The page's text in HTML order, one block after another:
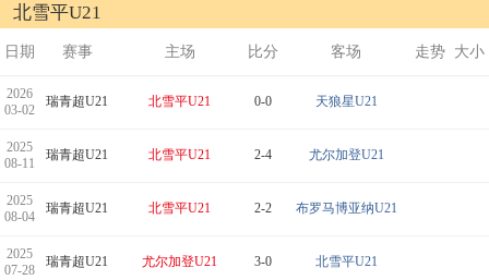
北雪平U21
日期 赛事 主场 比分 客场 走势 大小
2026
03-02
瑞青超U21 北雪平U21 0-0 天狼星U21
2025
08-11
瑞青超U21 北雪平U21 2-4 尤尔加登U21
2025
08-04
瑞青超U21 北雪平U21 2-2 布罗马博亚纳U21
2025
07-28
瑞青超U21 尤尔加登U21 3-0 北雪平U21